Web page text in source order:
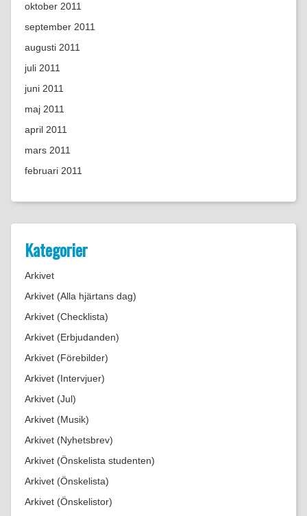
oktober 2011
september 2011
augusti 2011
juli 2011
juni 2011
maj 2011
april 2011
mars 2011
februari 2011
Kategorier
Arkivet
Arkivet (Alla hjärtans dag)
Arkivet (Checklista)
Arkivet (Erbjudanden)
Arkivet (Förebilder)
Arkivet (Intervjuer)
Arkivet (Jul)
Arkivet (Musik)
Arkivet (Nyhetsbrev)
Arkivet (Önskelista studenten)
Arkivet (Önskelista)
Arkivet (Önskelistor)